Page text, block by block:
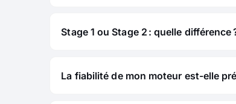
Stage 1 ou Stage 2 : quelle différence
La fiabilité de mon moteur est-elle